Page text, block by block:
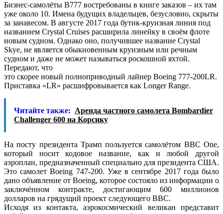
Бизнес-самолёты B777 востребованы в книге заказов – их там
уже около 10. Имена будущих владельцев, безусловно, скрыты
за занавесом. В августе 2017 года бутик-круизная линия под
названием Crystal Cruises расширила линейку в своём флоте
новым судном. Однако оно, получившее название Crystal
Skye, не является обыкновенным круизным или речным
судном и даже не может называться роскошной яхтой.
Передают, что
это скорее новый полноприводный лайнер Boeing 777-200LR.
Приставка «LR» расшифровывается как Longer Range.
Читайте также: Аренда частного самолета Bombardier
Challenger 600 на Корсику
На посту президента Трамп пользуется самолётом ВВС Оne,
который носит кодовое название, как и любой другой
аэроплан, предназначенный специально для президента США.
Это самолет Boeing 747-200. Уже в сентябре 2017 года было
дано объявление от Boeing, которое состояло из информации о
заключённом контракте, достигающим 600 миллионов
долларов на грядущий проект следующего ВВС.
Исходя из контакта, аэрокосмический великан представит